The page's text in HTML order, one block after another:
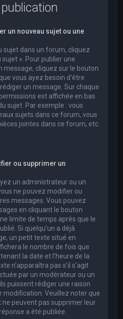
un nouveau sujet ou une
sujet dans un forum, cliquez
». Pour publier une
message, cliquez sur le bouton
vous ayez besoin d’être
un message. Sur chaque
est affichée en bas
sujet. Par exemple : vous
sujets dans ce forum, vous
jointes dans ce forum, etc.
ou supprimer un
un administrateur ou un
ne pouvez modifier ou
messages. Vous pouvez
en cliquant le bouton
limite de temps après que le
Si quelqu’un a déjà
un petit texte situé en
le nombre de fois que
la date et l’heure de la
n’apparaîtra pas s’il s’agit
par un modérateur ou un
puissent rédiger une raison
modification. Veuillez noter que
ne peuvent pas supprimer leur
a été publiée.